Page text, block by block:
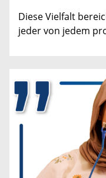
Diese Vielfalt
jeder von jedem